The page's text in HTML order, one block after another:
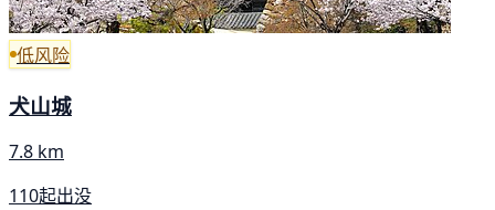
低风险
犬山城
7.8 km
110起出没